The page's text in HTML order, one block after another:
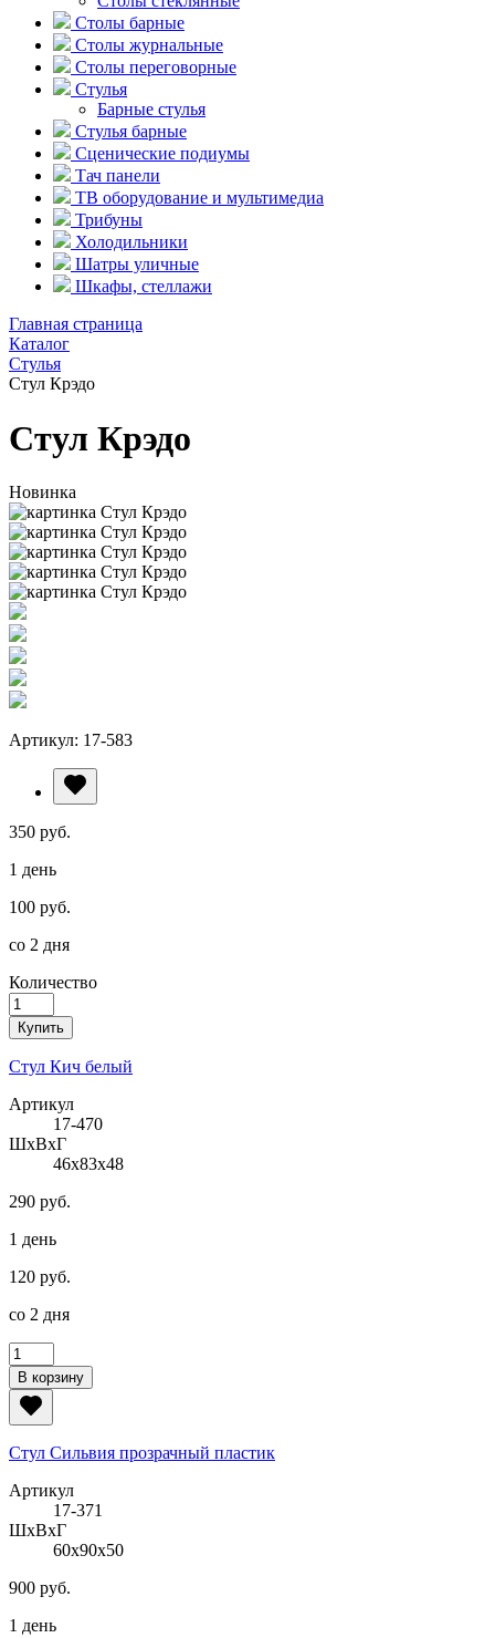
Столы барные
Столы журнальные
Столы переговорные
Стулья
Барные стулья
Стулья барные
Сценические подиумы
Тач панели
ТВ оборудование и мультимедиа
Трибуны
Холодильники
Шатры уличные
Шкафы, стеллажи
Главная страница
Каталог
Стулья
Стул Крэдо
Стул Крэдо
Новинка
Артикул: 17-583
350 руб.
1 день
100 руб.
со 2 дня
Количество
Купить
Стул Кич белый
Артикул
17-470
ШxВxГ
46x83x48
290 руб.
1 день
120 руб.
со 2 дня
В корзину
Стул Сильвия прозрачный пластик
Артикул
17-371
ШxВxГ
60x90x50
900 руб.
1 день